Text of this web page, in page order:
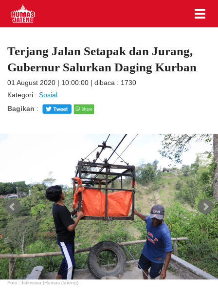
Terjang Jalan Setapak dan Jurang,
Gubernur Salurkan Daging Kurban
01 August 2020 | 10:00:00 | dibaca : 1730
Kategori : Sosial
Bagikan :
Foto : Istimewa (Humas Jateng)